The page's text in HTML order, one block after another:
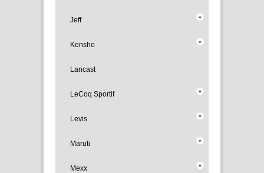
Jeff
Kensho
Lancast
LeCoq Sportif
Levis
Maruti
Mexx